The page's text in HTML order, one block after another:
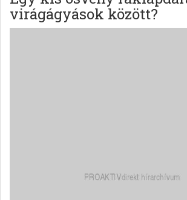
virágágyások között?